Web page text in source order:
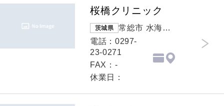
桜橋クリニック
茨城県
常総市 水海道
橋本町3296-11
電話：0297-
23-0271
FAX：-
休業日：